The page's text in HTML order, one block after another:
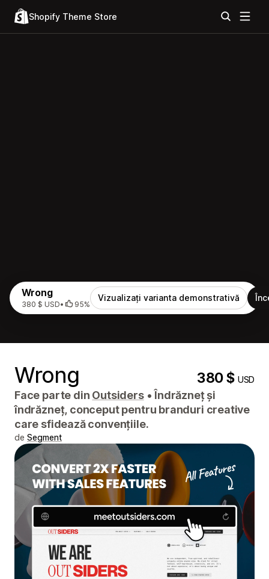
Shopify Theme Store
Wrong
380 $ USD• 95%
Vizualizați varianta demonstrativă
Wrong 380 $USD
Face parte din Outsiders • Îndrăzneț și
îndrăzneț, conceput pentru branduri creative
care sfidează convențiile.
de Segment